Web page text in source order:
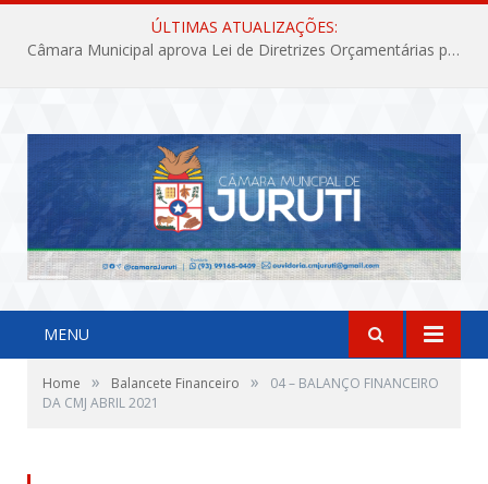
ÚLTIMAS ATUALIZAÇÕES:
Câmara Municipal aprova Lei de Diretrizes Orçamentárias para o exercício financeiro de 2027
MENU
Home » Balancete Financeiro »
04 – BALANÇO FINANCEIRO
DA CMJ ABRIL 2021